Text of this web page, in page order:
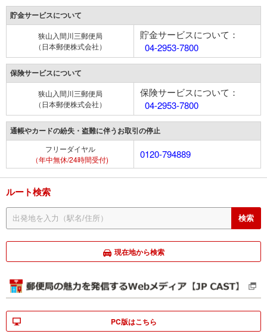
貯金サービスについて
狭山入間川三郵便局
（日本郵便株式会社）
貯金サービスについて：
04-2953-7800
保険サービスについて
狭山入間川三郵便局
（日本郵便株式会社）
保険サービスについて：
04-2953-7800
通帳やカードの紛失・盗難に伴うお取引の停止
フリーダイヤル
（年中無休/24時間受付)
0120-794889
ルート検索
現在地から検索
PC版はこちら